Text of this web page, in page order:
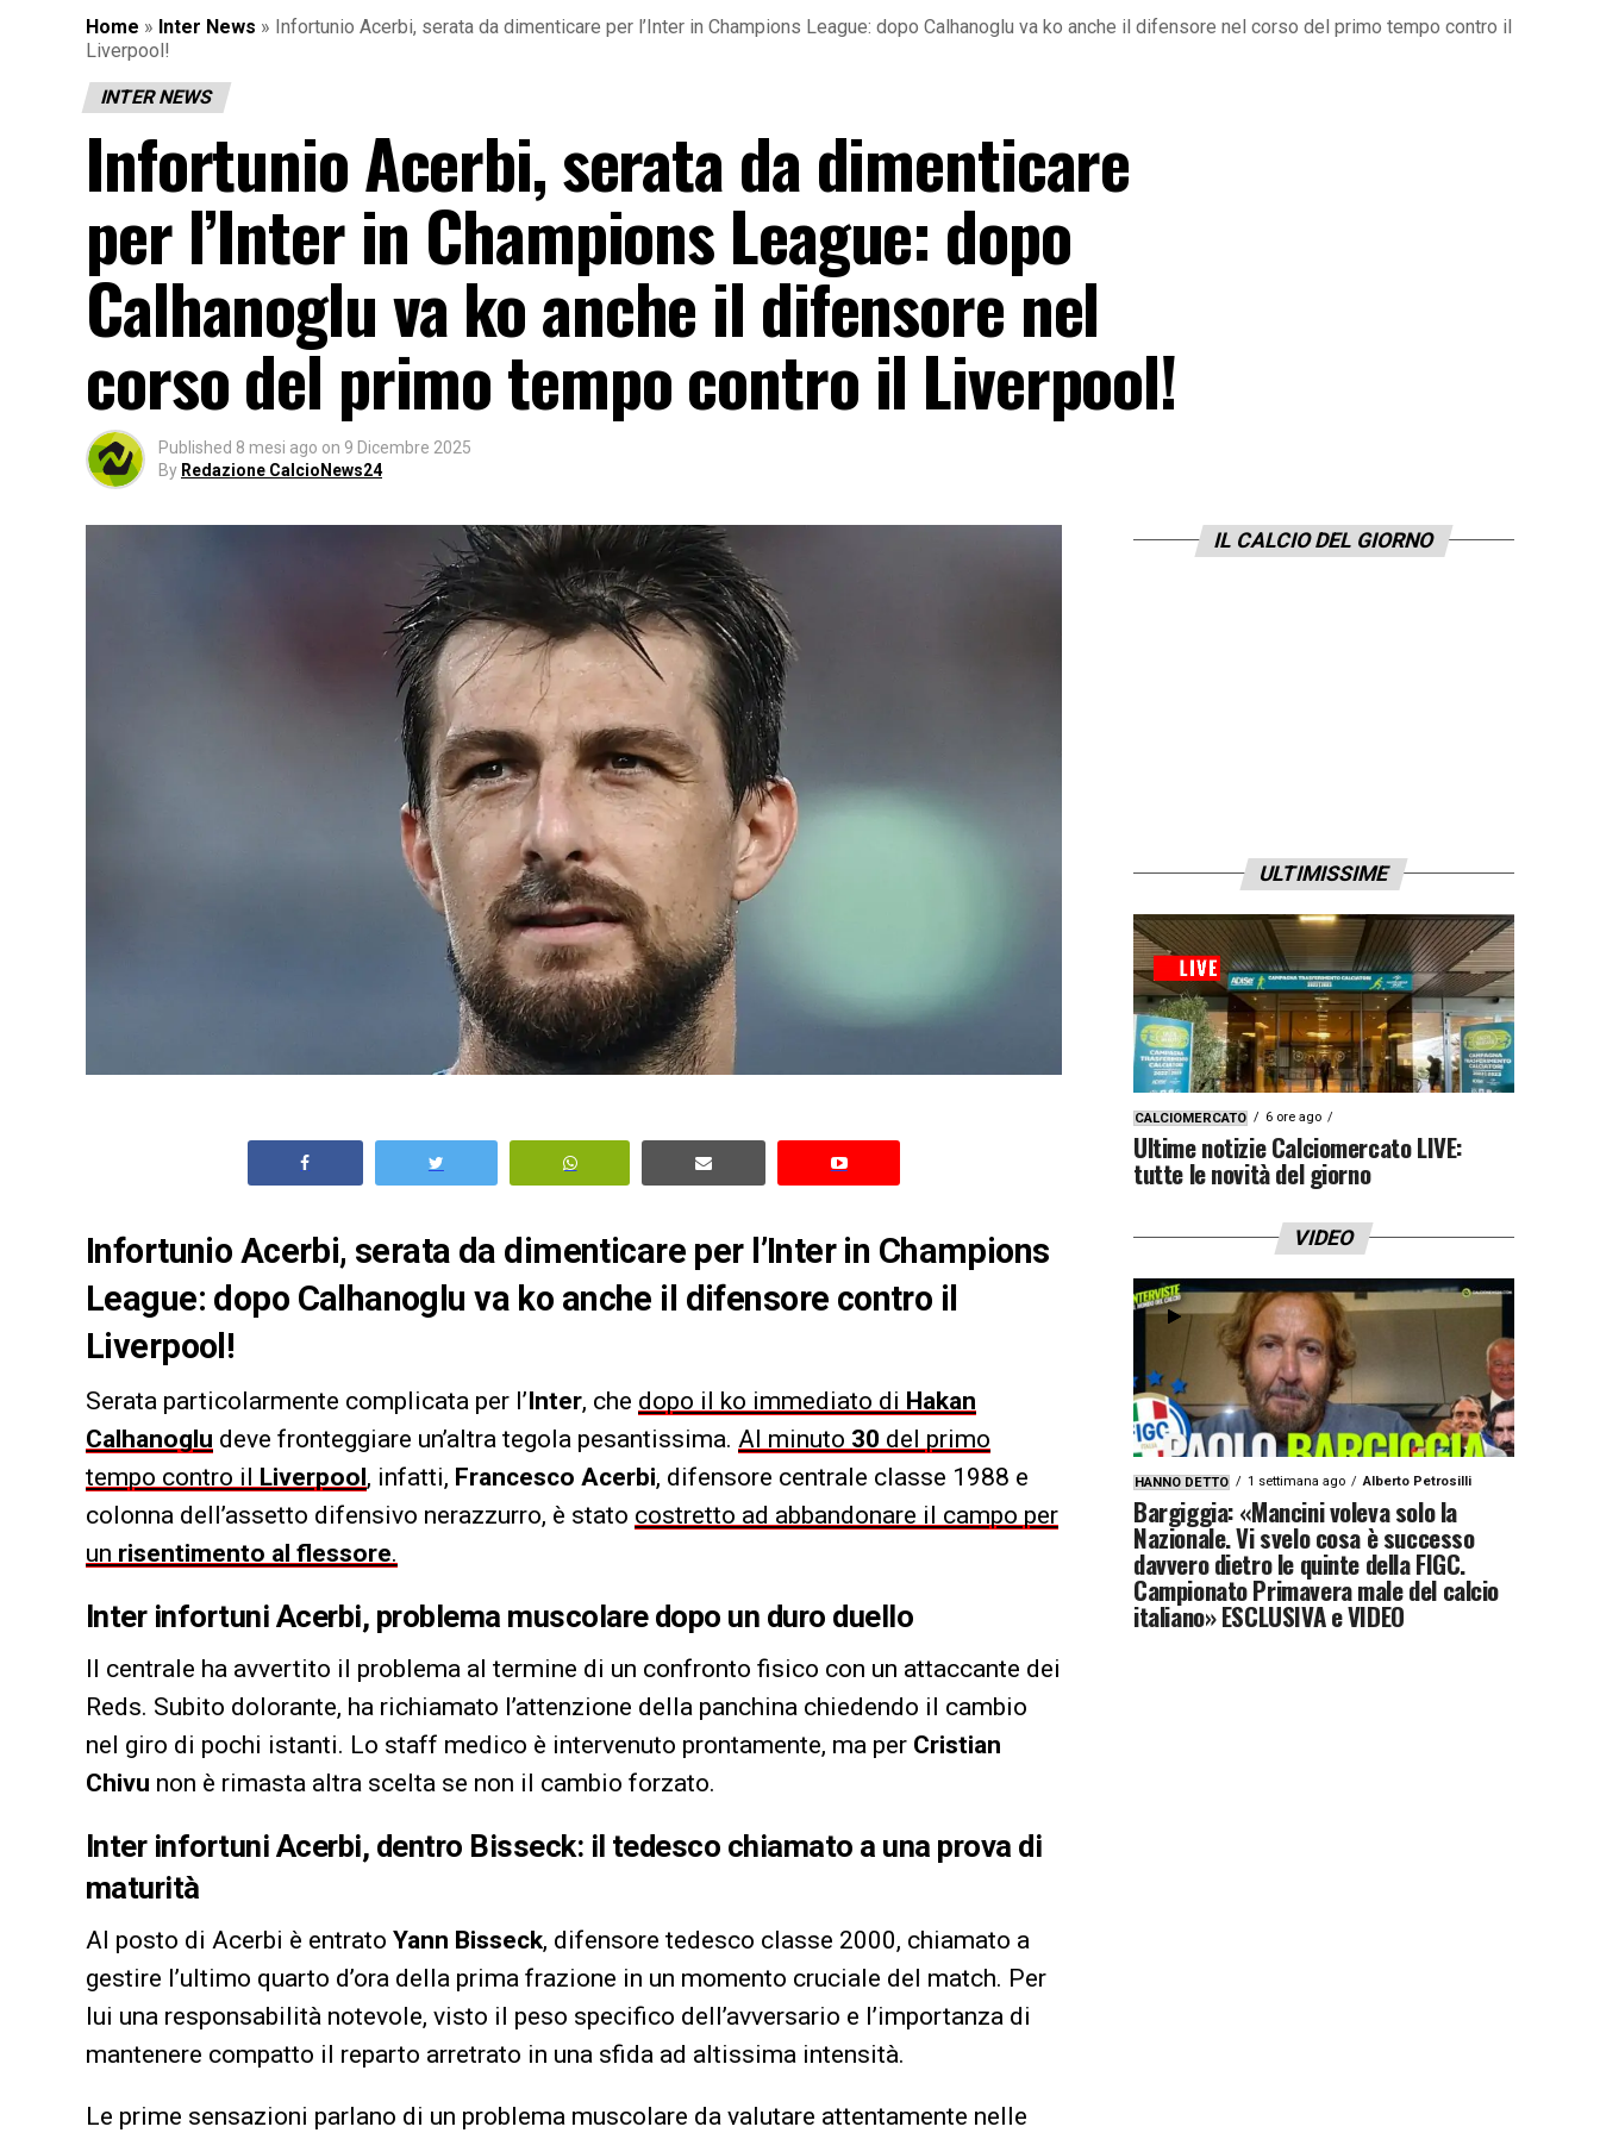
Home » Inter News » Infortunio Acerbi, serata da dimenticare per l’Inter in Champions League: dopo Calhanoglu va ko anche il difensore nel corso del primo tempo contro il
Liverpool!
INTER NEWS
Infortunio Acerbi, serata da dimenticare
per l’Inter in Champions League: dopo
Calhanoglu va ko anche il difensore nel
corso del primo tempo contro il Liverpool!
Published 8 mesi ago on 9 Dicembre 2025
By Redazione CalcioNews24
Infortunio Acerbi, serata da dimenticare per l’Inter in Champions
League: dopo Calhanoglu va ko anche il difensore contro il
Liverpool!
Serata particolarmente complicata per l’ Inter, che dopo il ko immediato di Hakan
Calhanoglu deve fronteggiare un’altra tegola pesantissima. Al minuto 30 del primo
tempo contro il
Liverpool , infatti, Francesco Acerbi, difensore centrale classe 1988 e
colonna dell’assetto difensivo nerazzurro, è stato costretto ad abbandonare il campo per
un risentimento al flessore.
Inter infortuni Acerbi, problema muscolare dopo un duro duello
Il centrale ha avvertito il problema al termine di un confronto fisico con un attaccante dei
Reds. Subito dolorante, ha richiamato l’attenzione della panchina chiedendo il cambio
nel giro di pochi istanti. Lo staff medico è intervenuto prontamente, ma per Cristian
Chivu non è rimasta altra scelta se non il cambio forzato.
Inter infortuni Acerbi, dentro Bisseck: il tedesco chiamato a una prova di
maturità
Al posto di Acerbi è entrato Yann Bisseck, difensore tedesco classe 2000, chiamato a
gestire l’ultimo quarto d’ora della prima frazione in un momento cruciale del match. Per
lui una responsabilità notevole, visto il peso specifico dell’avversario e l’importanza di
mantenere compatto il reparto arretrato in una sfida ad altissima intensità.
Le prime sensazioni parlano di un problema muscolare da valutare attentamente nelle
IL CALCIO DEL GIORNO
ULTIMISSIME
CALCIOMERCATO 6 ore ago
Ultime notizie Calciomercato LIVE:
tutte le novità del giorno
VIDEO
HANNO DETTO 1 settimana ago Alberto Petrosilli
Bargiggia: «Mancini voleva solo la
Nazionale. Vi svelo cosa è successo
davvero dietro le quinte della FIGC.
Campionato Primavera male del calcio
italiano» ESCLUSIVA e VIDEO